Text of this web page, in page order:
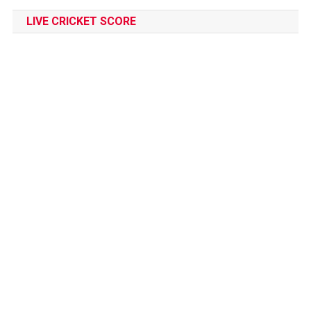
LIVE CRICKET SCORE